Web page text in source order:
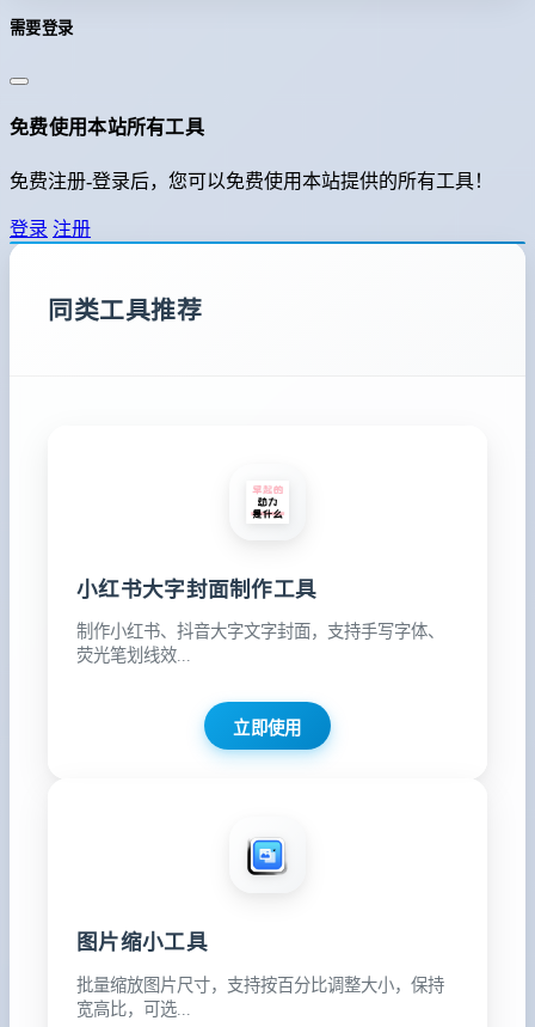
需要登录
免费使用本站所有工具
免费注册-登录后，您可以免费使用本站提供的所有工具！
登录 注册
同类工具推荐
小红书大字封面制作工具
制作小红书、抖音大字文字封面，支持手写字体、
荧光笔划线效...
立即使用
图片缩小工具
批量缩放图片尺寸，支持按百分比调整大小，保持
宽高比，可选...